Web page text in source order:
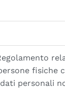
fisiche
personali